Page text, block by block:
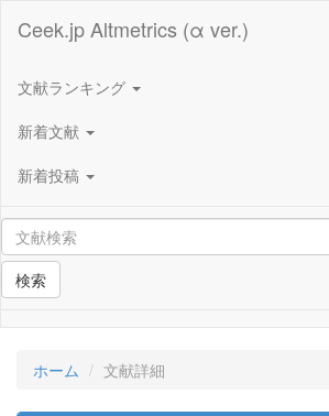
Ceek.jp Altmetrics (α ver.)
文献ランキング
新着文献
新着投稿
検索
ホーム 文献詳細